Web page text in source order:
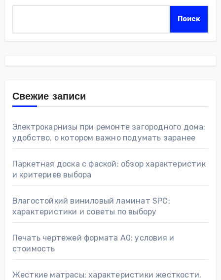
Поиск
Свежие записи
Электрокарнизы при ремонте загородного дома:
удобство, о котором важно подумать заранее
Паркетная доска с фаской: обзор характеристик
и критериев выбора
Влагостойкий виниловый ламинат SPC:
характеристики и советы по выбору
Печать чертежей формата А0: условия и
стоимость
Жесткие матрасы: характеристики жесткости,